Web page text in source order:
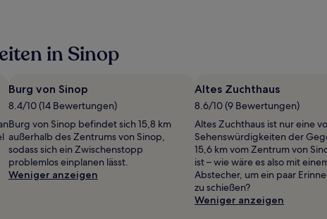
in Sinop
Burg von Sinop
8.4/10 (14 Bewertungen)
Burg von Sinop befindet sich 15,8 km
außerhalb des Zentrums von Sinop,
sodass sich ein Zwischenstopp
problemlos einplanen lässt.
Weniger anzeigen
Altes Zuchthaus
8.6/10 (9 Bewertungen)
Altes Zuchthaus ist nur eine
Sehenswürdigkeiten der
15,6 km vom Zentrum von
ist – wie wäre es also mit
Abstecher, um ein paar
zu schießen?
Weniger anzeigen